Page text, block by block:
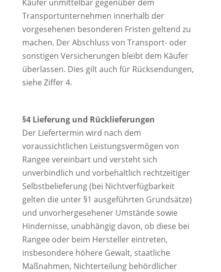
Käufer unmittelbar gegenüber dem
Transportunternehmen innerhalb der
vorgesehenen besonderen Fristen geltend zu
machen. Der Abschluss von Transport- oder
sonstigen Versicherungen bleibt dem Käufer
überlassen. Dies gilt auch für Rücksendungen,
siehe Ziffer 4.
§4 Lieferung und Rücklieferungen
Der Liefertermin wird nach dem
voraussichtlichen Leistungsvermögen von
Rangee vereinbart und versteht sich
unverbindlich und vorbehaltlich rechtzeitiger
Selbstbelieferung (bei Nichtverfügbarkeit
gelten die unter §1 ausgeführten Grundsätze)
und unvorhergesehener Umstände sowie
Hindernisse, unabhängig davon, ob diese bei
Rangee oder beim Hersteller eintreten,
insbesondere höhere Gewalt, staatliche
Maßnahmen, Nichterteilung behördlicher